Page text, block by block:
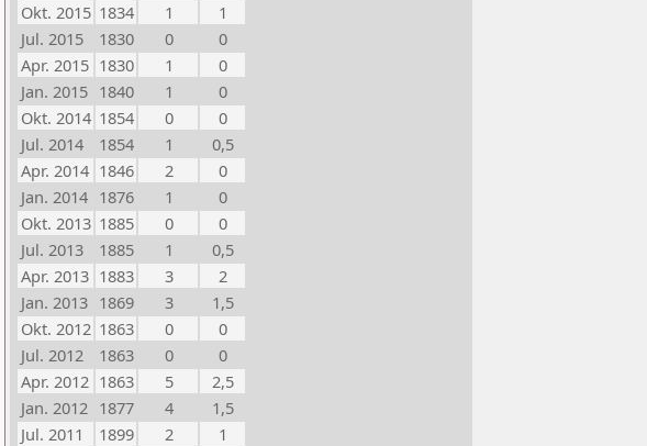
Okt. 2015 1834 1
1
Jul. 2015
1830 0
0
Apr. 2015 1830 1
0
Jan. 2015 1840 1
0
Okt. 2014 1854 0
0
Jul. 2014
1854 1
0,5
Apr. 2014 1846 2
0
Jan. 2014 1876 1
0
Okt. 2013 1885 0
0
Jul. 2013
1885 1
0,5
Apr. 2013 1883 3
2
Jan. 2013 1869 3
1,5
Okt. 2012 1863 0
0
Jul. 2012
1863 0
0
Apr. 2012 1863 5
2,5
Jan. 2012 1877 4
1,5
Jul. 2011
1899 2
1